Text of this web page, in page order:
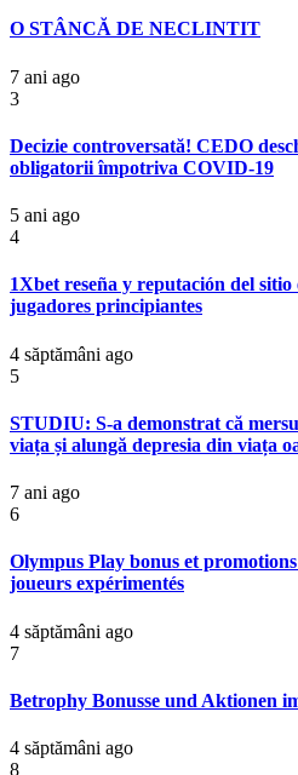
O STÂNCĂ DE NECLINTIT
7 ani ago
3
Decizie controversată! CEDO
obligatorii împotriva COVID-19
5 ani ago
4
1Xbet reseña y reputación del
jugadores principiantes
4 săptămâni ago
5
STUDIU: S-a demonstrat că
viața și alungă depresia din viața
7 ani ago
6
Olympus Play bonus et
joueurs expérimentés
4 săptămâni ago
7
Betrophy Bonusse und Aktionen
4 săptămâni ago
8